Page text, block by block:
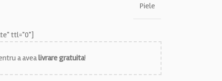
Piele
ttl="0"]
a avealivrare gratuita!